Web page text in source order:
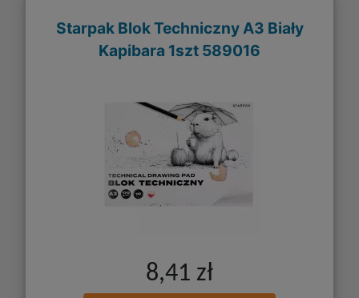
Starpak Blok Techniczny A3 Biały
Kapibara 1szt 589016
8,41 zł